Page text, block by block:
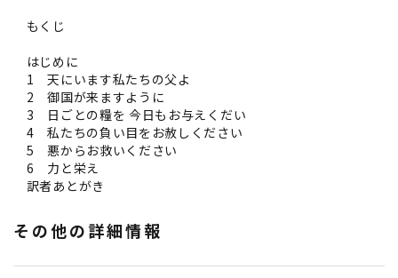
もくじ
はじめに
1 天にいます私たちの父よ
2 御国が来ますように
3 日ごとの糧を 今日もお与えくだい
4 私たちの負い目をお赦しください
5 悪からお救いください
6 力と栄え
訳者あとがき
その他の詳細情報